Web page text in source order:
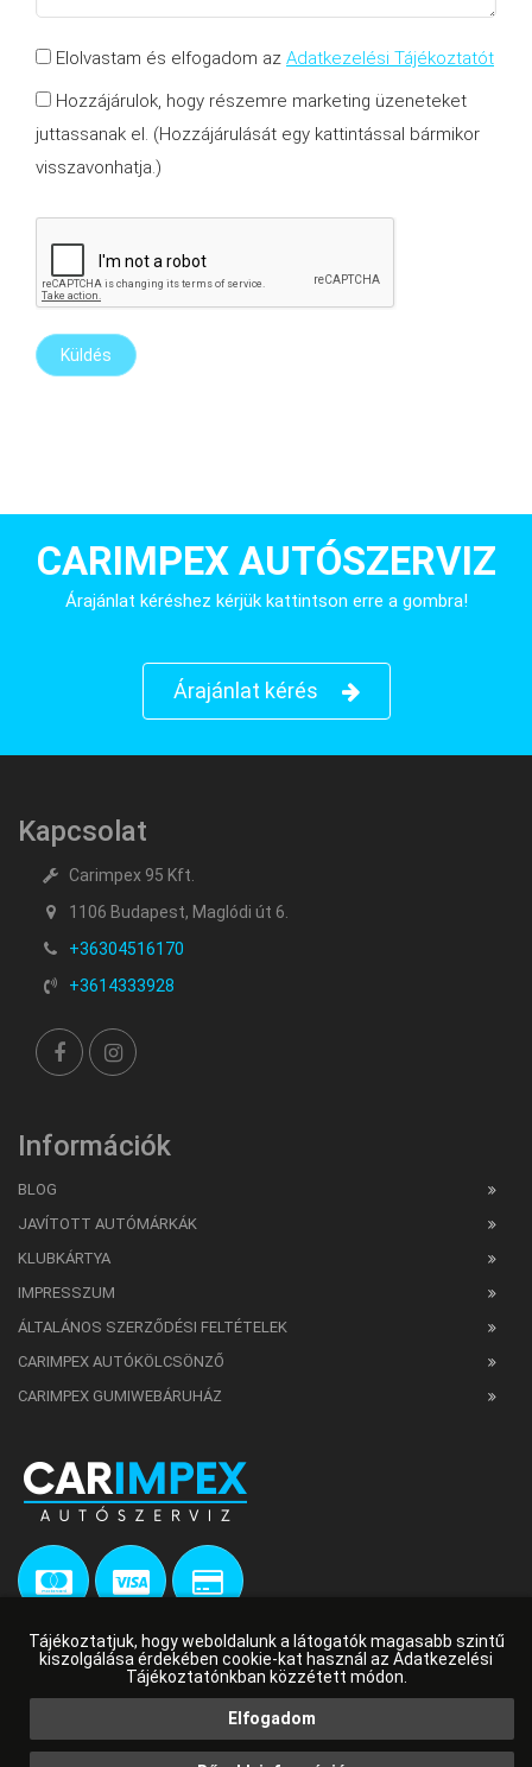
Tájékoztatjuk, hogy weboldalunk a látogatók magasabb szintű
kiszolgálása érdekében cookie-kat használ az Adatkezelési
Tájékoztatónkban közzétett módon.
Elfogadom
Elolvastam és elfogadom az Adatkezelési Tájékoztatót
Hozzájárulok, hogy részemre marketing üzeneteket
juttassanak el. (Hozzájárulását egy kattintással bármikor
visszavonhatja.)
CARIMPEX AUTÓSZERVIZ
Árajánlat kéréshez kérjük kattintson erre a gombra!
Árajánlat kérés
Kapcsolat
Carimpex 95 Kft.
1106 Budapest, Maglódi út 6.
+36304516170
+3614333928
Információk
BLOG
JAVÍTOTT AUTÓMÁRKÁK
KLUBKÁRTYA
IMPRESSZUM
ÁLTALÁNOS SZERZŐDÉSI FELTÉTELEK
CARIMPEX AUTÓKÖLCSÖNZŐ
CARIMPEX GUMIWEBÁRUHÁZ